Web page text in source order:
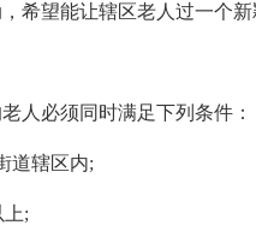
希望能让辖区老人过一个新
人必须同时满足下列条件：
道辖区内;
上;